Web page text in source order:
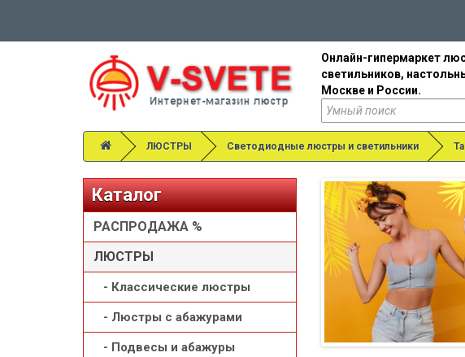
Онлайн-гипермаркет
светильников,
Москве и России.
ЛЮСТРЫ Светодиодные люстры и светильники
Каталог
РАСПРОДАЖА %
ЛЮСТРЫ
- Классические люстры
- Люстры с абажурами
- Подвесы и абажуры